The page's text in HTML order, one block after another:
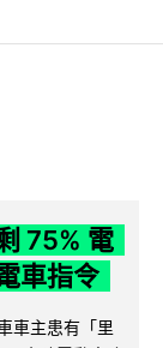
75% 電
車指令
車主患有「里